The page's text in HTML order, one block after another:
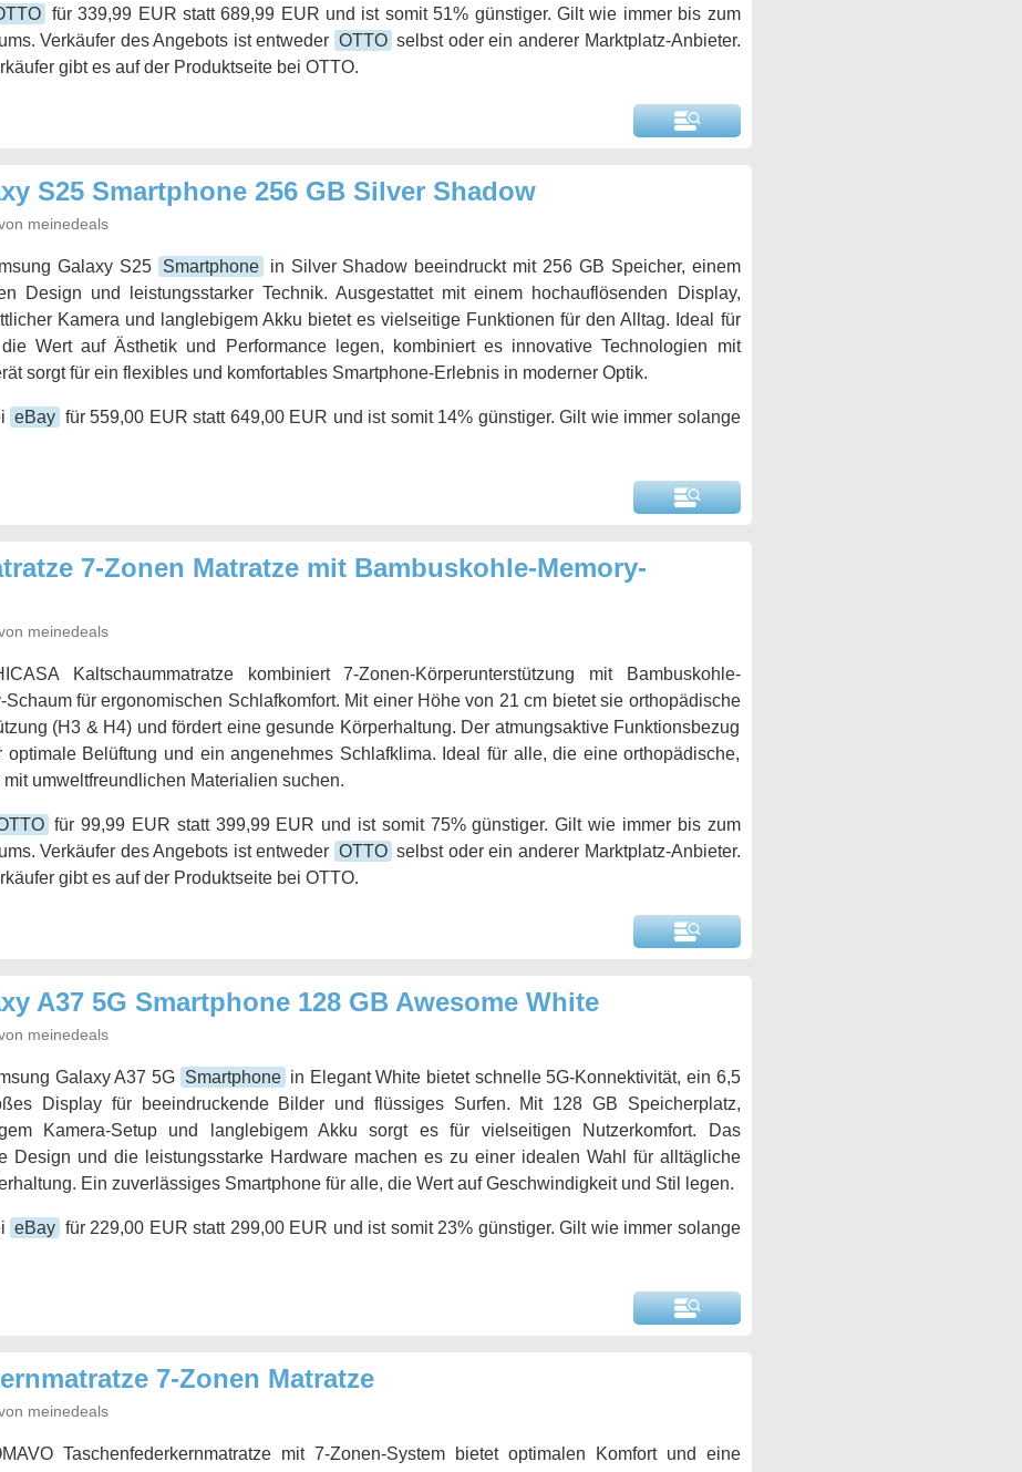
für 339,99 EUR statt 689,99 EUR und ist somit 51% günstiger. Gilt wie immer bis zum
Verkäufer des Angebots ist entweder OTTO selbst oder ein anderer Marktplatz-Anbieter.
gibt es auf der Produktseite bei OTTO.
S25 Smartphone 256 GB Silver Shadow
meinedeals
Galaxy S25 Smartphone
in Silver Shadow beeindruckt mit 256 GB Speicher, einem
Design und leistungsstarker Technik. Ausgestattet mit einem hochauflösenden Display,
Kamera und langlebigem Akku bietet es vielseitige Funktionen für den Alltag. Ideal für
die Wert auf Ästhetik und Performance legen, kombiniert es innovative Technologien mit
sorgt für ein flexibles und komfortables Smartphone-Erlebnis in moderner Optik.
eBay für 559,00 EUR statt 649,00 EUR und ist somit 14% günstiger. Gilt wie immer solange
7-Zonen Matratze mit Bambuskohle-Memory-
meinedeals
Kaltschaummatratze kombiniert 7-Zonen-Körperunterstützung mit Bambuskohle-
Schaum für ergonomischen Schlafkomfort. Mit einer Höhe von 21 cm bietet sie orthopädische
(H3 & H4) und fördert eine gesunde Körperhaltung. Der atmungsaktive Funktionsbezug
optimale Belüftung und ein angenehmes Schlafklima. Ideal für alle, die eine orthopädische,
umweltfreundlichen Materialien suchen.
für 99,99 EUR statt 399,99 EUR und ist somit 75% günstiger. Gilt wie immer bis zum
Verkäufer des Angebots ist entweder OTTO selbst oder ein anderer Marktplatz-Anbieter.
gibt es auf der Produktseite bei OTTO.
A37 5G Smartphone 128 GB Awesome White
meinedeals
Galaxy A37 5G Smartphone in Elegant White bietet schnelle 5G-Konnektivität, ein 6,5
Display für beeindruckende Bilder und flüssiges Surfen. Mit 128 GB Speicherplatz,
Kamera-Setup und langlebigem Akku sorgt es für vielseitigen Nutzerkomfort. Das
Design und die leistungsstarke Hardware machen es zu einer idealen Wahl für alltägliche
Ein zuverlässiges Smartphone für alle, die Wert auf Geschwindigkeit und Stil legen.
eBay für 229,00 EUR statt 299,00 EUR und ist somit 23% günstiger. Gilt wie immer solange
7-Zonen Matratze
meinedeals
Taschenfederkernmatratze mit 7-Zonen-System bietet optimalen Komfort und eine